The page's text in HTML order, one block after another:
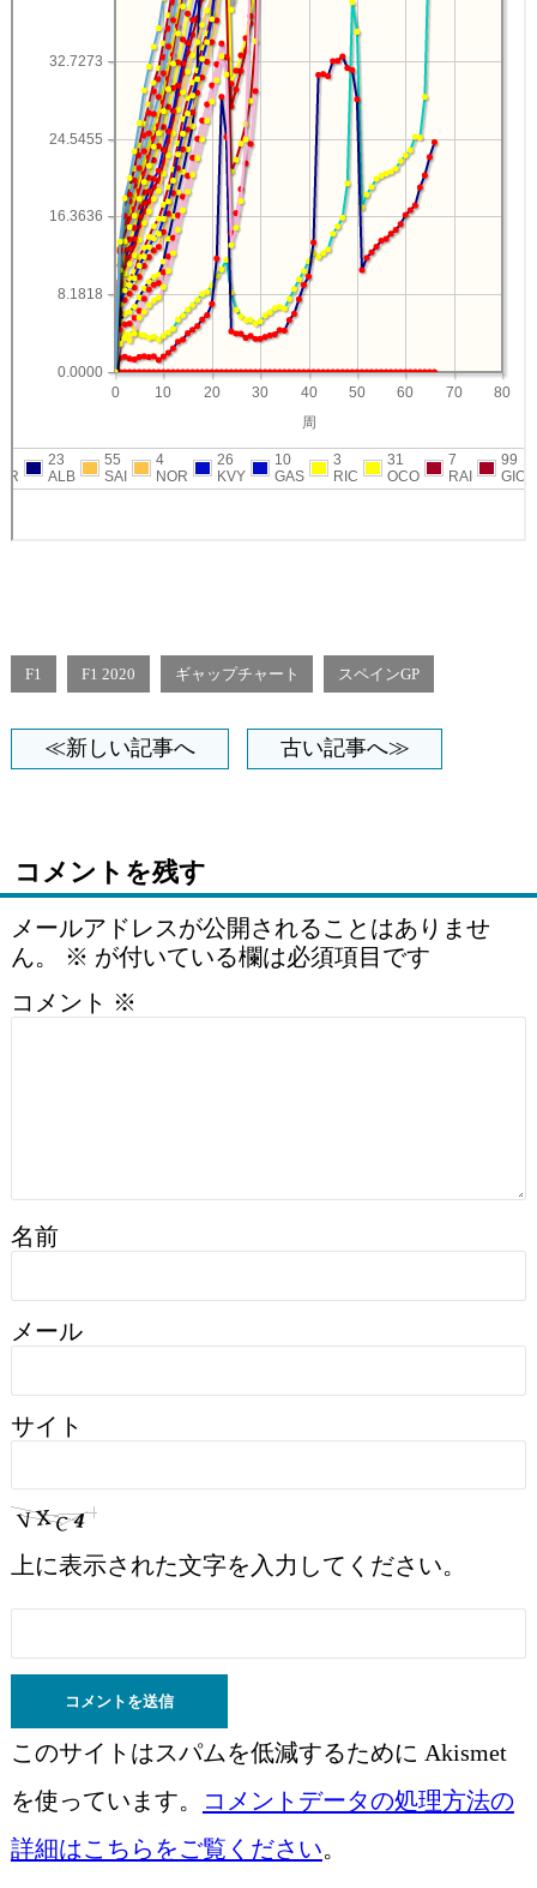
F1 F1 2020 ギャップチャート スペインGP
≪新しい記事へ 古い記事へ≫
コメントを残す
メールアドレスが公開されることはありませ
ん。
※ が付いている欄は必須項目です
コメント ※
名前
メール
サイト
上に表示された文字を入力してください。
このサイトはスパムを低減するために Akismet
を使っています。
コメントデータの処理方法の
詳細はこちらをご覧ください。